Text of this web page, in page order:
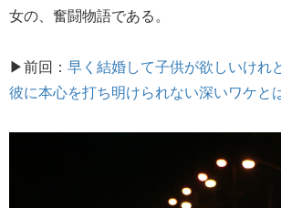
女の、奮闘物語である。
▶前回： 早く結婚して子供が欲しいけれ
彼に本心を打ち明けられない深いワケと